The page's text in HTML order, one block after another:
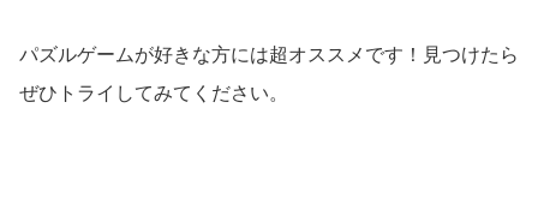
パズルゲームが好きな方には超オススメです！見つけたら
ぜひトライしてみてください。